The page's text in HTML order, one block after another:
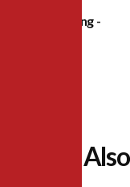
Lampung -
People